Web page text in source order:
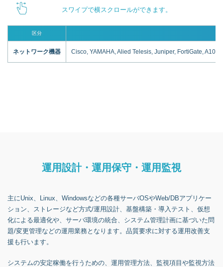
スワイプで横スクロールができます。
区分
ネットワーク機器 Cisco, YAMAHA, Alied Telesis, Juniper, FortiGate, A10,
運用設計・運用保守・運用監視
主にUnix、Linux、Windowsなどの各種サーバOSやWeb/DBアプリケー
ション、ストレージなど方式/運用設計、基盤構築・導入テスト、仮想
化による最適化や、サーバ環境の統合、システム管理計画に基づいた問
題/変更管理などの運用業務となります。品質要求に対する運用改善支
援も行います。
システムの安定稼働を行うための、運用管理方法、監視項目や監視方法